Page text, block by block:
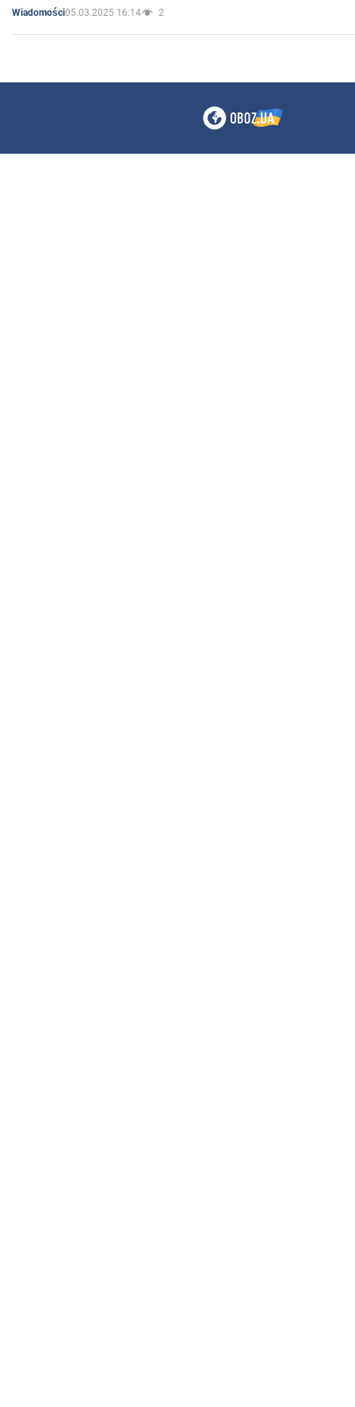
Wiadomości05.03.2025 16:14 2